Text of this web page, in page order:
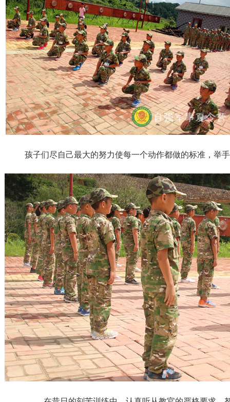
孩子们尽自己最大的努力使每一个动作都做的标准，举